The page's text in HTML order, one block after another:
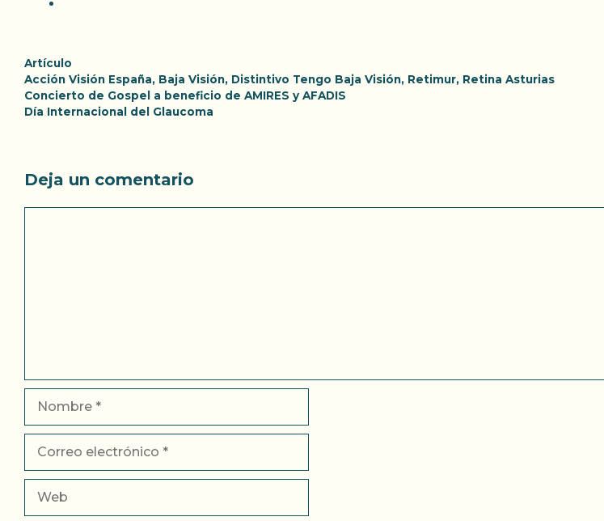
Categorías
Artículo
Etiquetas
Acción Visión España, Baja Visión, Distintivo Tengo Baja Visión, Retimur, Retina Asturias
Concierto de Gospel a beneficio de AMIRES y AFADIS
Día Internacional del Glaucoma
Deja un comentario